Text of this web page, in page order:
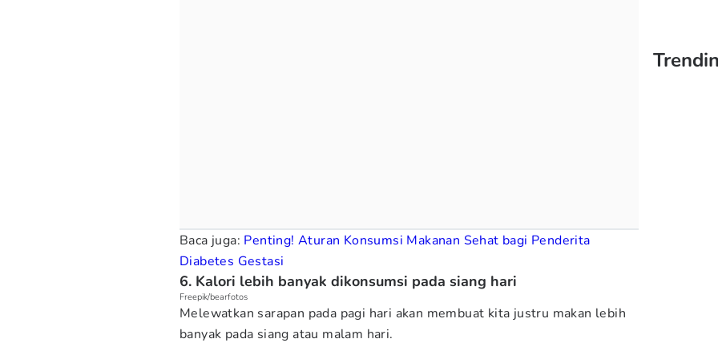
Baca juga: Penting! Aturan Konsumsi Makanan Sehat bagi Penderita
Diabetes Gestasi
6. Kalori lebih banyak dikonsumsi pada siang hari
Freepik/bearfotos
Melewatkan sarapan pada pagi hari akan membuat kita justru makan lebih
banyak pada siang atau malam hari.